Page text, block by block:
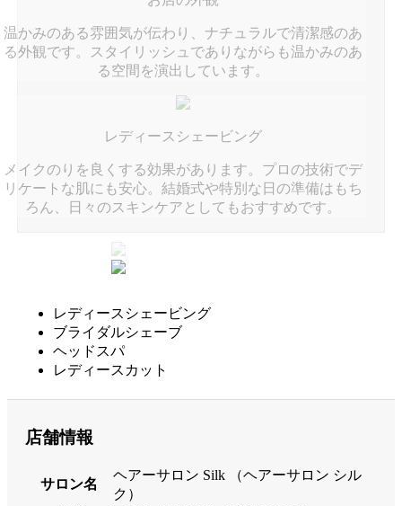
温かみのある雰囲気が伝わり、ナチュラルで清潔感のあ
る外観です。スタイリッシュでありながらも温かみのあ
る空間を演出しています。
レディースシェービング
メイクのりを良くする効果があります。プロの技術でデ
リケートな肌にも安心。結婚式や特別な日の準備はもち
ろん、日々のスキンケアとしてもおすすめです。
レディースシェービング
ブライダルシェーブ
ヘッドスパ
レディースカット
店舗情報
サロン名
ヘアーサロン Silk （ヘアーサロン シル
ク）